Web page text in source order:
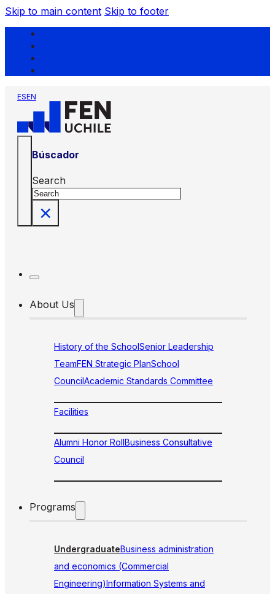
Skip to main content Skip to footer
ESEN
Búscador
Search
×
About Us
History of the SchoolSenior Leadership
TeamFEN Strategic PlanSchool
CouncilAcademic Standards Committee
Facilities
Alumni Honor RollBusiness Consultative
Council
Programs
UndergraduateBusiness administration
and economics (Commercial
Engineering)Information Systems and